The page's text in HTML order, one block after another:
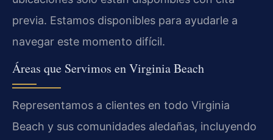
previa. Estamos disponibles para ayudarle a
navegar este momento difícil.
Áreas que Servimos en Virginia Beach
Representamos a clientes en todo Virginia
Beach y sus comunidades aledañas, incluyendo